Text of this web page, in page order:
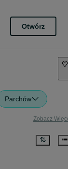
Otwórz
Parchów
Zobacz